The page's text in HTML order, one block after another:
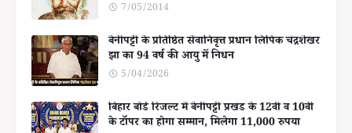
7/05/2014
बेनीपट्टी के प्रतिष्ठित सेवानिवृत्त प्रधान लिपिक चंद्रशेखर
झा का 94 वर्ष की आयु में निधन
5/04/2026
बिहार बोर्ड रिजल्ट में बेनीपट्टी प्रखंड के 12वीं व 10वीं
के टॉपर का होगा सम्मान, मिलेगा 11,000 रुपया